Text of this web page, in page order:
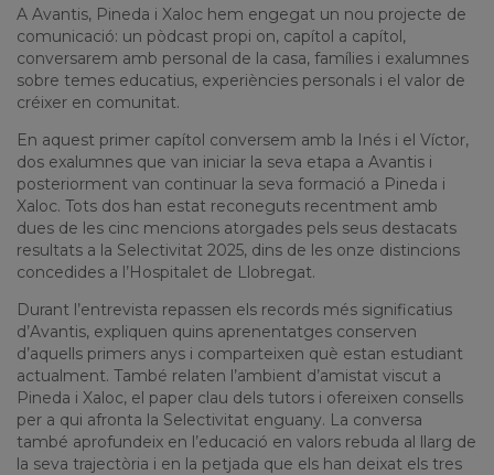
A Avantis, Pineda i Xaloc hem engegat un nou projecte de
comunicació: un pòdcast propi on, capítol a capítol,
conversarem amb personal de la casa, famílies i exalumnes
sobre temes educatius, experiències personals i el valor de
créixer en comunitat.
En aquest primer capítol conversem amb la Inés i el Víctor,
dos exalumnes que van iniciar la seva etapa a Avantis i
posteriorment van continuar la seva formació a Pineda i
Xaloc. Tots dos han estat reconeguts recentment amb
dues de les cinc mencions atorgades pels seus destacats
resultats a la Selectivitat 2025, dins de les onze distincions
concedides a l’Hospitalet de Llobregat.
Durant l’entrevista repassen els records més significatius
d’Avantis, expliquen quins aprenentatges conserven
d’aquells primers anys i comparteixen què estan estudiant
actualment. També relaten l’ambient d’amistat viscut a
Pineda i Xaloc, el paper clau dels tutors i ofereixen consells
per a qui afronta la Selectivitat enguany. La conversa
també aprofundeix en l’educació en valors rebuda al llarg de
la seva trajectòria i en la petjada que els han deixat els tres